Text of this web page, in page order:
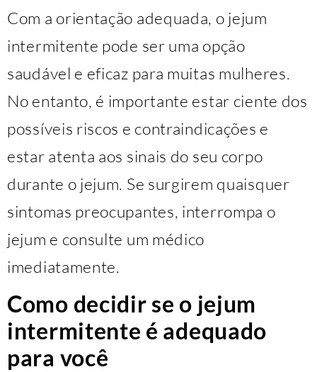
Com a orientação adequada, o jejum
intermitente pode ser uma opção
saudável e eficaz para muitas mulheres.
No entanto, é importante estar ciente dos
possíveis riscos e contraindicações e
estar atenta aos sinais do seu corpo
durante o jejum. Se surgirem quaisquer
sintomas preocupantes, interrompa o
jejum e consulte um médico
imediatamente.
Como decidir se o jejum
intermitente é adequado
para você